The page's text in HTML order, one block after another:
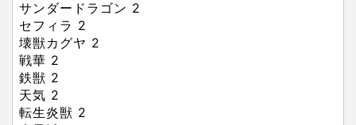
サンダードラゴン 2
セフィラ 2
壊獣カグヤ 2
戦華 2
鉄獣 2
天気 2
転生炎獣 2